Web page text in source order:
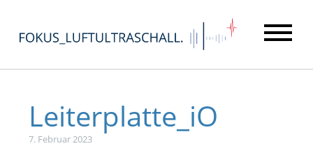
Leiterplatte_iO
7. Februar 2023